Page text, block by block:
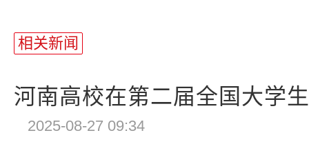
相关新闻
河南高校在第二届全国大学
2025-08-27 09:34